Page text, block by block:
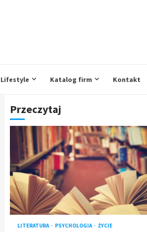
Lifestyle Katalog firm Kontakt
Przeczytaj
LITERATURA PSYCHOLOGIA ŻYCIE